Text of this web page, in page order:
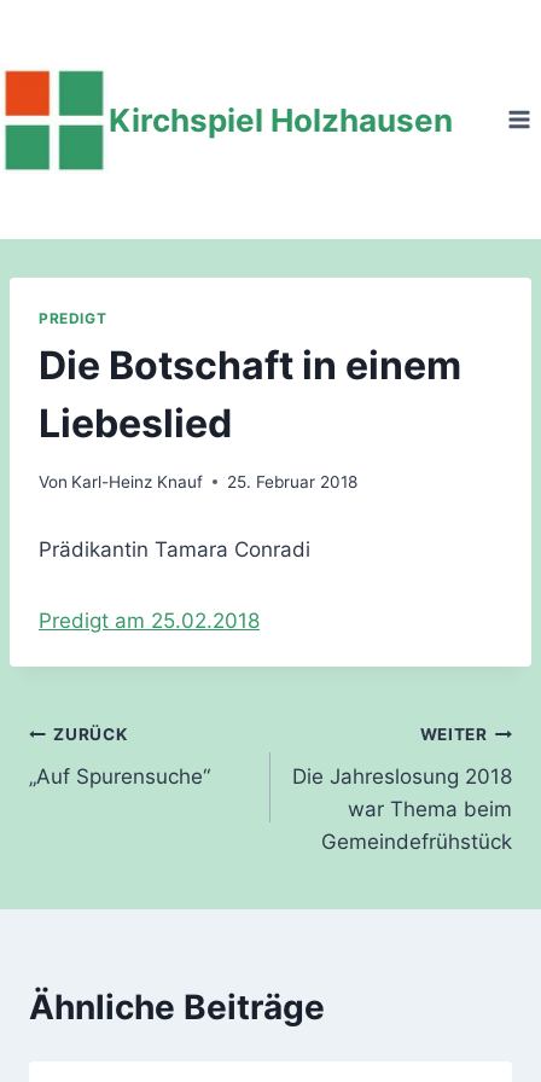
springen
Kirchspiel Holzhausen
PREDIGT
Die Botschaft in einem
Liebeslied
Von Karl-Heinz Knauf 25. Februar 2018
Prädikantin Tamara Conradi
Predigt am 25.02.2018
Beitragsnavigation
ZURÜCK
„Auf Spurensuche“
WEITER
Die Jahreslosung 2018
war Thema beim
Gemeindefrühstück
Ähnliche Beiträge